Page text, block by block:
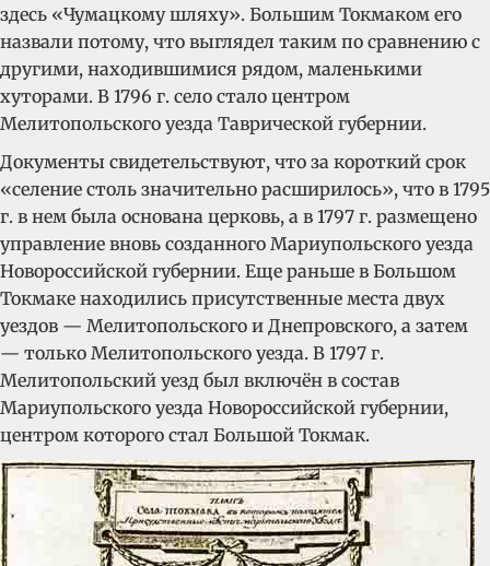
здесь «Чумацкому шляху». Большим Токмаком его
назвали потому, что выглядел таким по сравнению с
другими, находившимися рядом, маленькими
хуторами. В 1796 г. село стало центром
Мелитопольского уезда Таврической губернии.
Документы свидетельствуют, что за короткий срок
«селение столь значительно расширилось», что в 1795
г. в нем была основана церковь, а в 1797 г. размещено
управление вновь созданного Мариупольского уезда
Новороссийской губернии. Еще раньше в Большом
Токмаке находились присутственные места двух
уездов — Мелитопольского и Днепровского, а затем
— только Мелитопольского уезда. В 1797 г.
Мелитопольский уезд был включён в состав
Мариупольского уезда Новороссийской губернии,
центром которого стал Большой Токмак.